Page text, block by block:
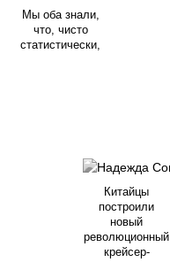
Мы оба знали,
что, чисто
статистически,
Китайцы
построили
новый
революционный
крейсер-